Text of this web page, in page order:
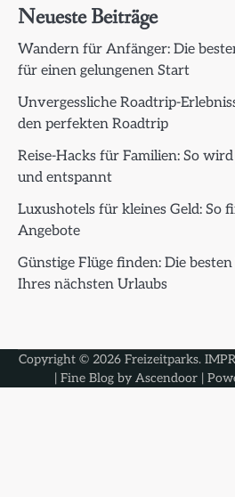
Neueste Beiträge
Wandern für Anfänger: Die
für einen gelungenen Start
Unvergessliche Roadtrip-
den perfekten Roadtrip
Reise-Hacks für Familien: So
und entspannt
Luxushotels für kleines Geld: So
Angebote
Günstige Flüge finden: Die
Ihres nächsten Urlaubs
Copyright © 2026 Freizeitparks.
| Fine Blog by Ascendoor|